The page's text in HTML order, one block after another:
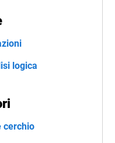
logica
cerchio